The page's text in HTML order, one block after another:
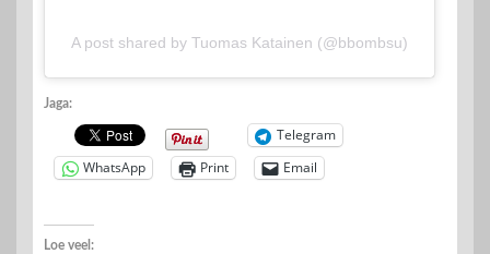
A post shared by Tuomas Katainen (@bbombsu)
Jaga:
Telegram
WhatsApp
Print Email
Loe veel: